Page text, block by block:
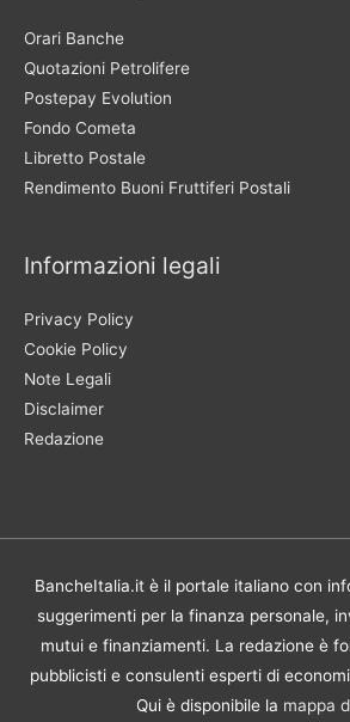
Orari Banche
Quotazioni Petrolifere
Postepay Evolution
Fondo Cometa
Libretto Postale
Rendimento Buoni Fruttiferi Postali
Informazioni legali
Privacy Policy
Cookie Policy
Note Legali
Disclaimer
Redazione
BancheItalia.it è il portale italiano con
suggerimenti per la finanza personale,
mutui e finanziamenti. La redazione è
pubblicisti e consulenti esperti di
Qui è disponibile la mappa